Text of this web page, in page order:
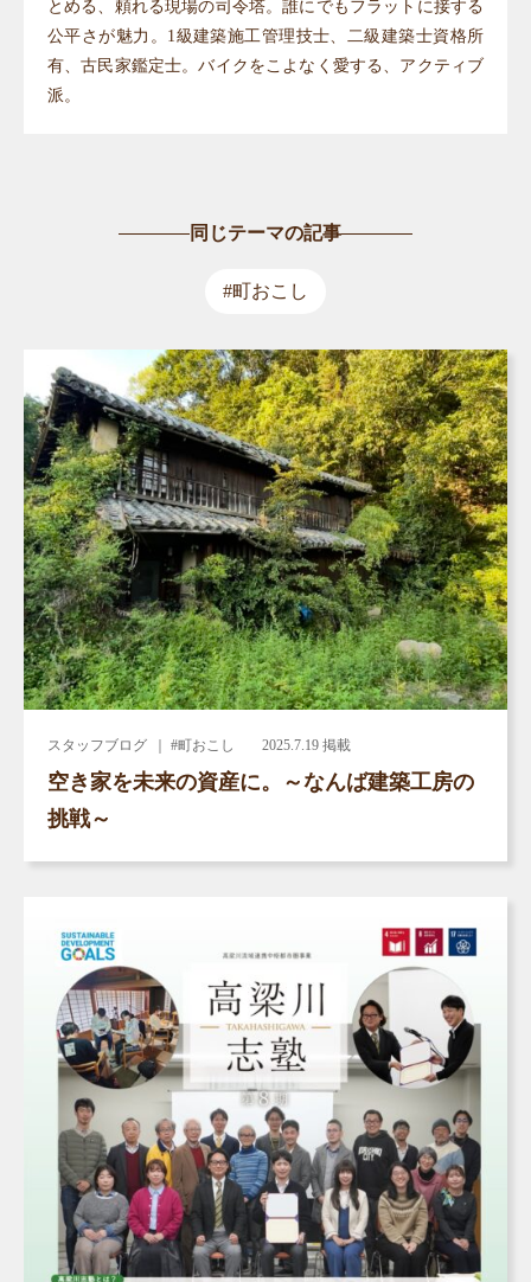
とめる、頼れる現場の司令塔。誰にでもフラットに接する
公平さが魅力。1級建築施工管理技士、二級建築士資格所
有、古民家鑑定士。バイクをこよなく愛する、アクティブ
派。
同じテーマの記事
#町おこし
スタッフブログ ｜ #町おこし 2025.7.19 掲載
空き家を未来の資産に。～なんば建築工房の
挑戦～